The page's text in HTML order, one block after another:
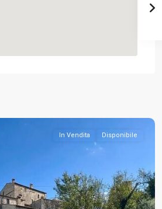
In Vendita Disponibile